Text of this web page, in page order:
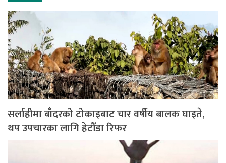
सर्लाहीमा बाँदरको टोकाइबाट चार वर्षीय बालक घाइते,
थप उपचारका लागि हेटौँडा रिफर